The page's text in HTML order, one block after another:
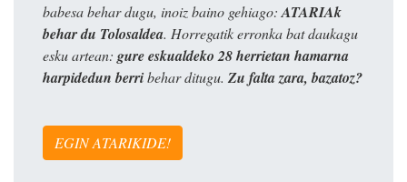
babesa behar dugu, inoiz baino gehiago: ATARIAk
behar du Tolosaldea. Horregatik erronka bat daukagu
esku artean: gure eskualdeko 28 herrietan hamarna
harpidedun berribehar ditugu. Zu falta zara, bazatoz?
EGIN ATARIKIDE!